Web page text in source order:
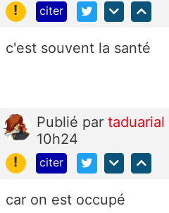
!
citer
c'est souvent la santé
Publié par taduarial
10h24
!
citer
car on est occupé